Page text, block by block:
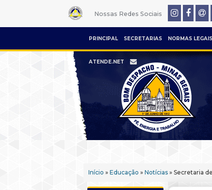
Nossas Redes Sociais
PRINCIPAL SECRETARIAS NORMAS LEGAIS
ATENDE.NET
Início » Educação » Notícias » Secretaria